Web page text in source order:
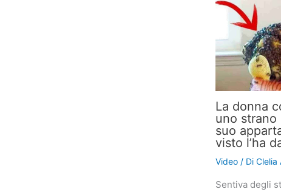
La donna
uno strano
suo
visto l’ha
Video/ Di Clelia
Sentiva degli